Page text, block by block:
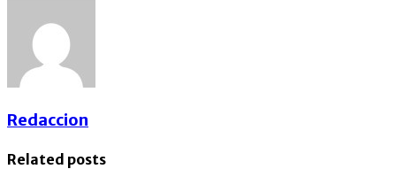
Redaccion
Related posts